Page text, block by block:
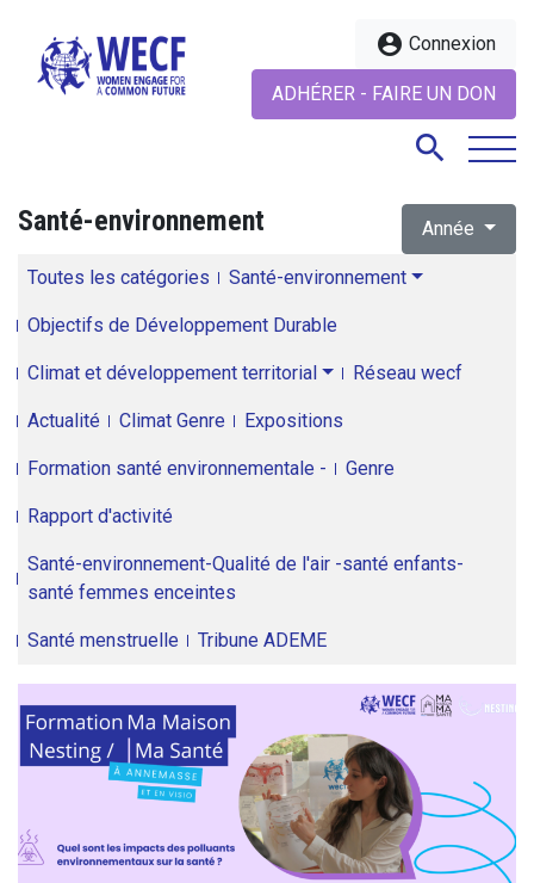
account_circle Connexion
ADHÉRER - FAIRE UN DON
search
Santé-environnement Année
Toutes les catégories Santé-environnement
Objectifs de Développement Durable
Climat et développement territorial Réseau wecf
Actualité Climat Genre Expositions
Formation santé environnementale - Genre
Rapport d'activité
Santé-environnement-Qualité de l'air -santé enfants-
santé femmes enceintes
Santé menstruelle Tribune ADEME